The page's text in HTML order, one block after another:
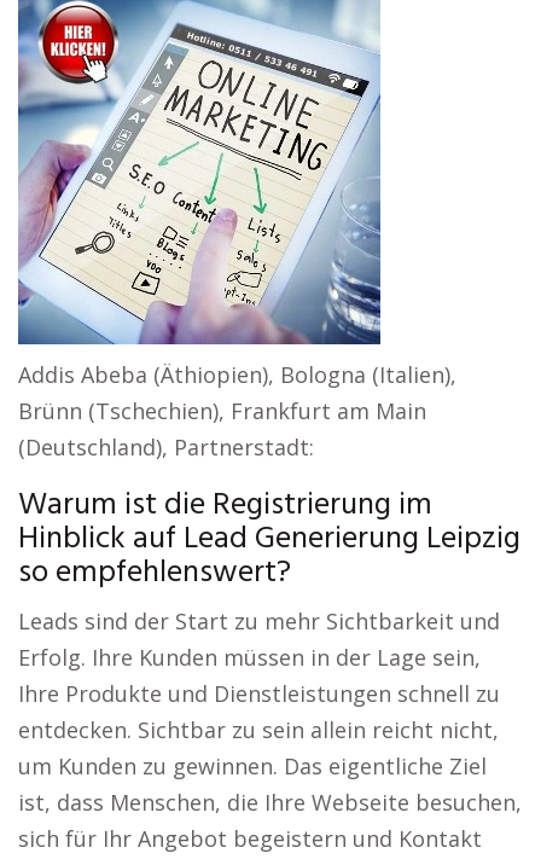
Addis Abeba (Äthiopien), Bologna (Italien),
Brünn (Tschechien), Frankfurt am Main
(Deutschland), Partnerstadt:
Warum ist die Registrierung im
Hinblick auf Lead Generierung Leipzig
so empfehlenswert?
Leads sind der Start zu mehr Sichtbarkeit und
Erfolg. Ihre Kunden müssen in der Lage sein,
Ihre Produkte und Dienstleistungen schnell zu
entdecken. Sichtbar zu sein allein reicht nicht,
um Kunden zu gewinnen. Das eigentliche Ziel
ist, dass Menschen, die Ihre Webseite besuchen,
sich für Ihr Angebot begeistern und Kontakt